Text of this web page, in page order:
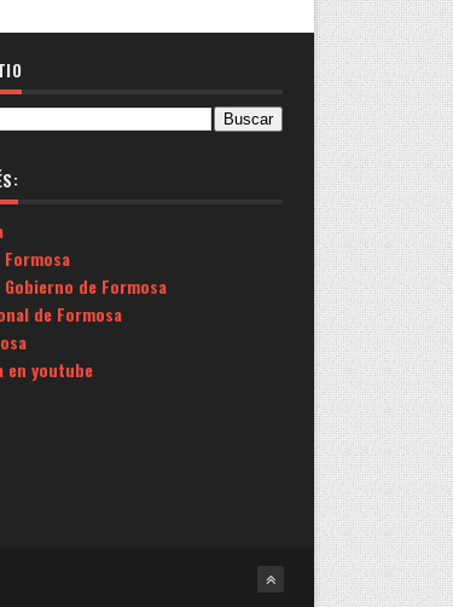
de Formosa
de Formosa
en youtube